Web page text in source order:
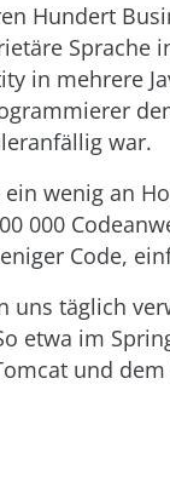
Hundert
Sprache
in mehrere
war.
wenig an
000
Code,
uns täglich
etwa im
und